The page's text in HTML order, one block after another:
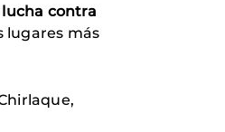
lucha contra
lugares más